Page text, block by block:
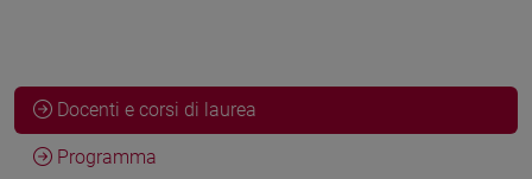
Docenti e corsi di laurea
Programma